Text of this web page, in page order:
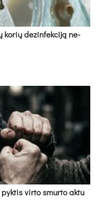
ko­rių de­zin­fek­ci­ją ne­
vir­to smur­to ak­tu